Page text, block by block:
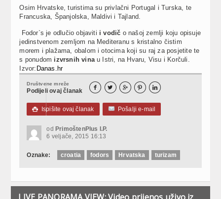
Osim Hrvatske, turistima su privlačni Portugal i Turska, te
Francuska, Španjolska, Maldivi i Tajland.
Fodor`s je odlučio objaviti i vodič o našoj zemlji koju opisuje
jedinstvenom zemljom na Mediteranu s kristalno čistim
morem i plažama, obalom i otocima koji su raj za posjetite te
s ponudom izvrsnih vinau Istri, na Hvaru, Visu i Korčuli.
Izvor: Danas.hr
Društvene mreže
Podijeli ovaj članak     
 Ispišite ovaj članak Pošalji e-mail
od PrimoštenPlus I.P.
6 veljače, 2015 16:13
Oznake: croatia fodors Hrvatska turizam